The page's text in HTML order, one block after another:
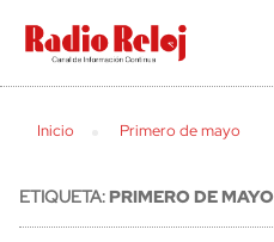
cerrar
Inicio Primero de mayo
ETIQUETA:PRIMERO DE MAYO